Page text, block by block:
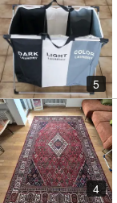
5
4